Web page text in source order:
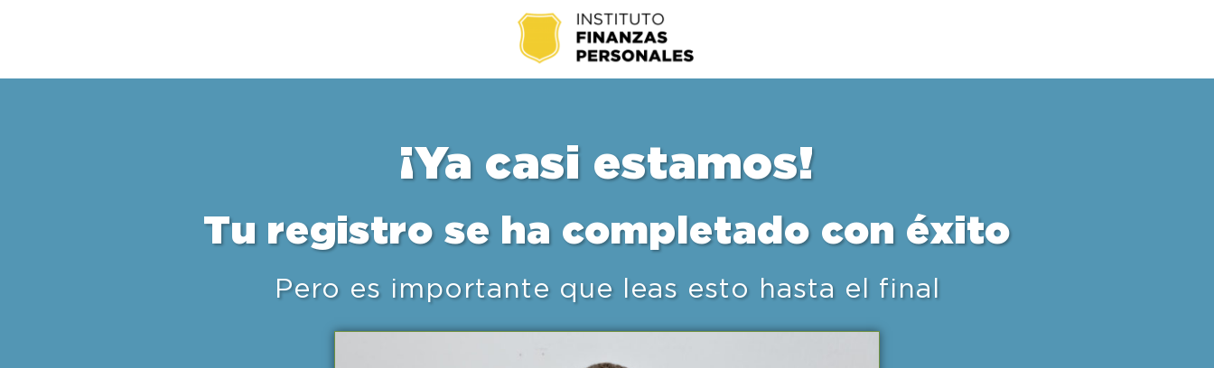
¡Ya casi estamos!
Tu registro se ha completado con éxito
Pero es importante que leas esto hasta el final